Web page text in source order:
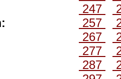
247
257
267
277
287